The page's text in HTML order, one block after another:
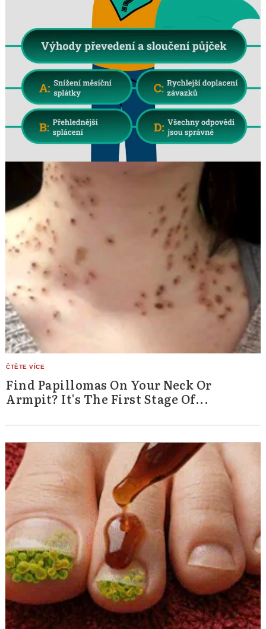
Find Papillomas On Your Neck Or
Armpit? It's The First Stage Of...